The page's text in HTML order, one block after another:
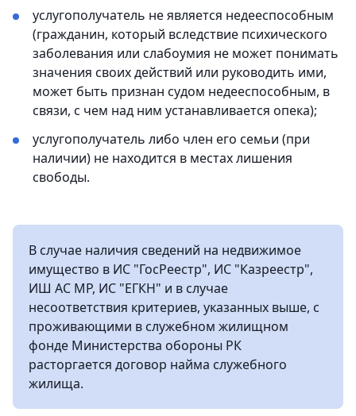
услугополучатель не является недееспособным
(гражданин, который вследствие психического
заболевания или слабоумия не может понимать
значения своих действий или руководить ими,
может быть признан судом недееспособным, в
связи, с чем над ним устанавливается опека);
услугополучатель либо член его семьи (при
наличии) не находится в местах лишения
свободы.
В случае наличия сведений на недвижимое
имущество в ИС "ГосРеестр", ИС "Казреестр",
ИШ АС МР, ИС "ЕГКН" и в случае
несоответствия критериев, указанных выше, с
проживающими в служебном жилищном
фонде Министерства обороны РК
расторгается договор найма служебного
жилища.